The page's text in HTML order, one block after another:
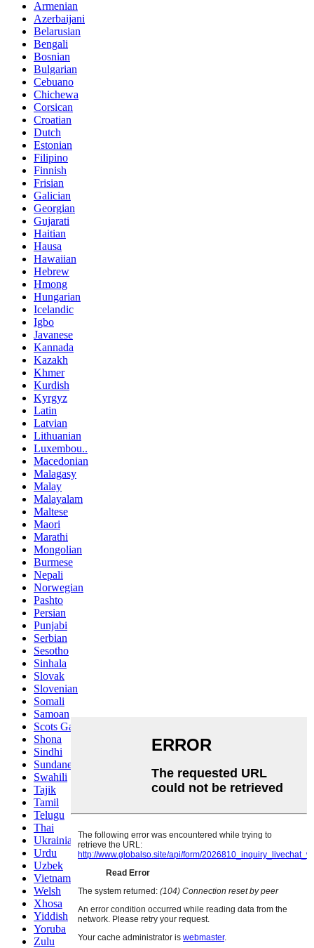
Armenian
Azerbaijani
Belarusian
Bengali
Bosnian
Bulgarian
Cebuano
Chichewa
Corsican
Croatian
Dutch
Estonian
Filipino
Finnish
Frisian
Galician
Georgian
Gujarati
Haitian
Hausa
Hawaiian
Hebrew
Hmong
Hungarian
Icelandic
Igbo
Javanese
Kannada
Kazakh
Khmer
Kurdish
Kyrgyz
Latin
Latvian
Lithuanian
Luxembou..
Macedonian
Malagasy
Malay
Malayalam
Maltese
Maori
Marathi
Mongolian
Burmese
Nepali
Norwegian
Pashto
Persian
Punjabi
Serbian
Sesotho
Sinhala
Slovak
Slovenian
Somali
Samoan
Scots Gaelic
Shona
Sindhi
Sundanese
Swahili
Tajik
Tamil
Telugu
Thai
Ukrainian
Urdu
Uzbek
Vietnamese
Welsh
Xhosa
Yiddish
Yoruba
Zulu